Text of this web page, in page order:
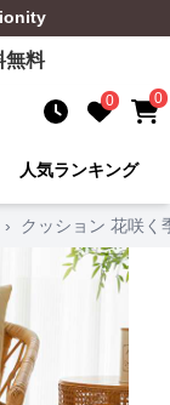
無料
0 0
人気ランキング
› クッション 花咲く